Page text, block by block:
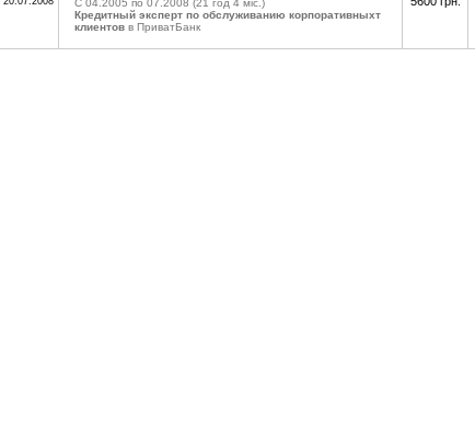
C 04.2005 по 07.2008 (21 год 4 міс.)
Кредитный эксперт по обслуживанию корпоративныхт
клиентов в ПриватБанк